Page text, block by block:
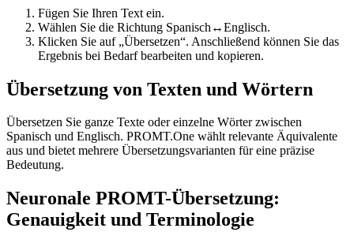
Fügen Sie Ihren Text ein.
Wählen Sie die Richtung Spanisch↔Englisch.
Klicken Sie auf „Übersetzen“. Anschließend können Sie das
Ergebnis bei Bedarf bearbeiten und kopieren.
Übersetzung von Texten und Wörtern
Übersetzen Sie ganze Texte oder einzelne Wörter zwischen
Spanisch und Englisch. PROMT.One wählt relevante Äquivalente
aus und bietet mehrere Übersetzungsvarianten für eine präzise
Bedeutung.
Neuronale PROMT-Übersetzung:
Genauigkeit und Terminologie